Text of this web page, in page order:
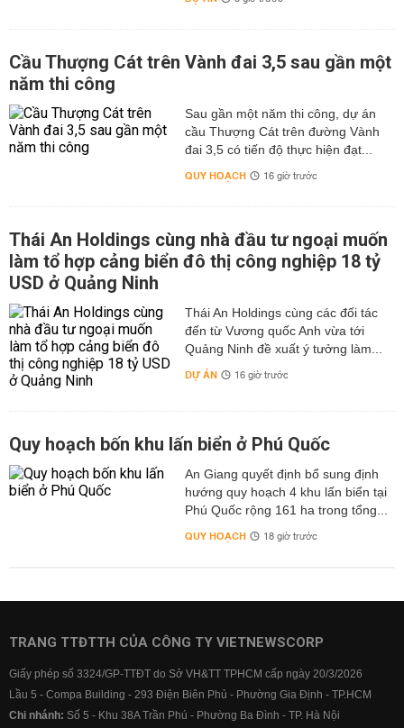
Cầu Thượng Cát trên Vành đai 3,5 sau gần một
năm thi công
Sau gần một năm thi công, dự án
cầu Thượng Cát trên đường Vành
đai 3,5 có tiến độ thực hiện đạt...
QUY HOẠCH 16 giờ trước
Thái An Holdings cùng nhà đầu tư ngoại muốn
làm tổ hợp cảng biển đô thị công nghiệp 18 tỷ
USD ở Quảng Ninh
Thái An Holdings cùng các đối tác
đến từ Vương quốc Anh vừa tới
Quảng Ninh đề xuất ý tưởng làm...
DỰ ÁN 16 giờ trước
Quy hoạch bốn khu lấn biển ở Phú Quốc
An Giang quyết định bổ sung định
hướng quy hoạch 4 khu lấn biển tại
Phú Quốc rộng 161 ha trong tổng...
QUY HOẠCH 18 giờ trước
TRANG TTĐTTH CỦA CÔNG TY VIETNEWSCORP
Giấy phép số 3324/GP-TTĐT do Sở VH&TT TPHCM cấp ngày 20/3/2026
Lầu 5 - Compa Building - 293 Điện Biên Phủ - Phường Gia Định - TP.HCM
Chi nhánh: Số 5 - Khu 38A Trần Phú - Phường Ba Đình - TP. Hà Nội